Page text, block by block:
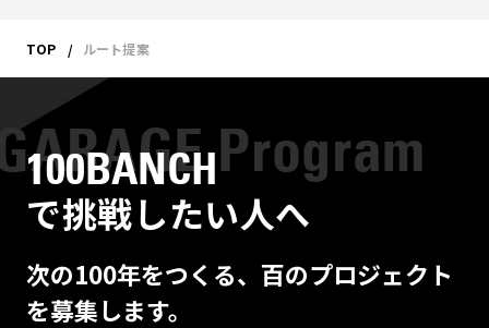
TOP ルート提案
100BANCH
で挑戦したい人へ
次の100年をつくる、百のプロジェクト
を募集します。